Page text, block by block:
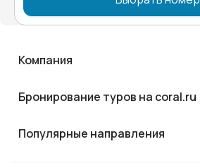
Компания
Бронирование туров на coral.ru
Популярные направления